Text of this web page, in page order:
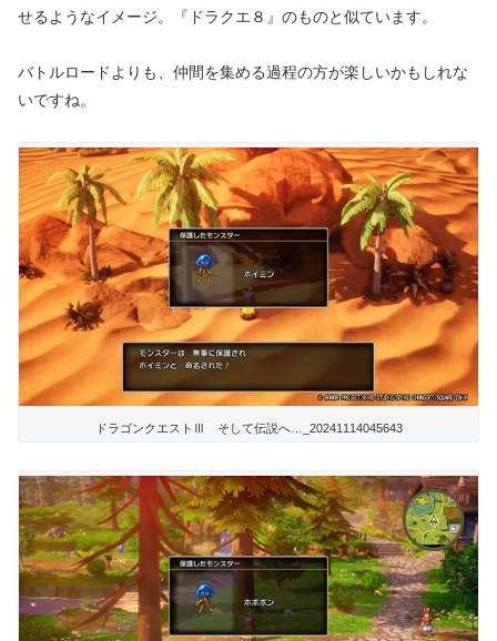
せるようなイメージ。
『ドラクエ８』のものと似ています。
バトルロードよりも、仲間を集める過程の方が楽しいかもしれな
いですね。
ドラゴンクエストⅢ そして伝説へ…_20241114045643